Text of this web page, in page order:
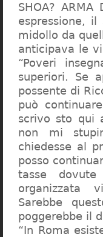
SHOA?
espressione,
midollo da
anticipava le
“Poveri
superiori. Se
possente di
può
scrivo sto qui
non mi
chiedesse al
posso
tasse
organizzata
Sarebbe
poggerebbe il
“In Roma